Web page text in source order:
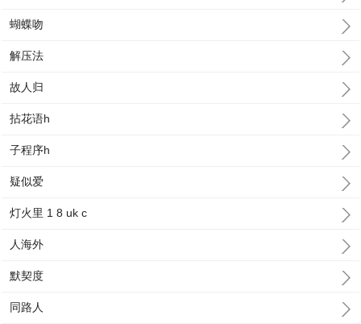
蝴蝶吻
解压法
故人归
拈花语h
子程序h
疑似爱
灯火里 1 8 uk c
人海外
默契度
同路人